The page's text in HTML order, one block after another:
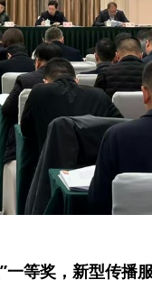
一等奖，新型传播